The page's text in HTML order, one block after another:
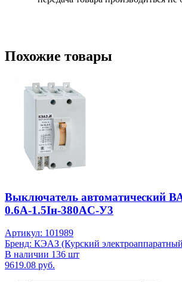
Похожие товары
Выключатель автоматический
0.6А-1.5Iн-380AC-У3
Артикул: 101989
Бренд: КЭАЗ (Курский
В наличии 136 шт
9619.08 руб.